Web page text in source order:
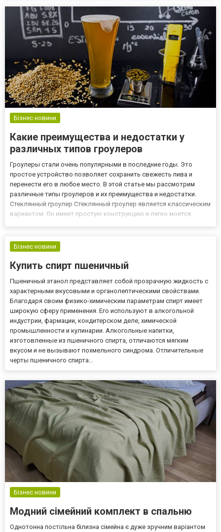
Бізнес новини
Какие преимущества и недостатки у
различных типов гроулеров
Гроулеры стали очень популярными в последние годы. Это
простое устройство позволяет сохранить свежесть пива и
перенести его в любое место. В этой статье мы рассмотрим
различные типы гроулеров и их преимущества и недостатки.
Стеклянный гроулер Стеклянный гроулер является классическим
вариантом. Он имеет простую конструкцию и легко моется.
Бізнес новини
Купить спирт пшеничный
Пшеничный этанол представляет собой прозрачную жидкость с
характерными вкусовыми и органолептическими свойствами.
Благодаря своим физико-химическим параметрам спирт имеет
широкую сферу применения. Его используют в алкогольной
индустрии, фармации, кондитерском деле, химической
промышленности и кулинарии. Алкогольные напитки,
изготовленные из пшеничного спирта, отличаются мягким
вкусом и не вызывают похмельного синдрома. Отличительные
черты пшеничного спирта...
Бізнес новини
Модний сімейний комплект в спальню
Однотонна постільна білизна сімейна є дуже зручним варіантом